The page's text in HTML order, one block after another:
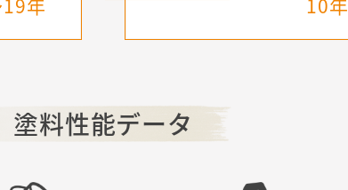
塗料性能データ